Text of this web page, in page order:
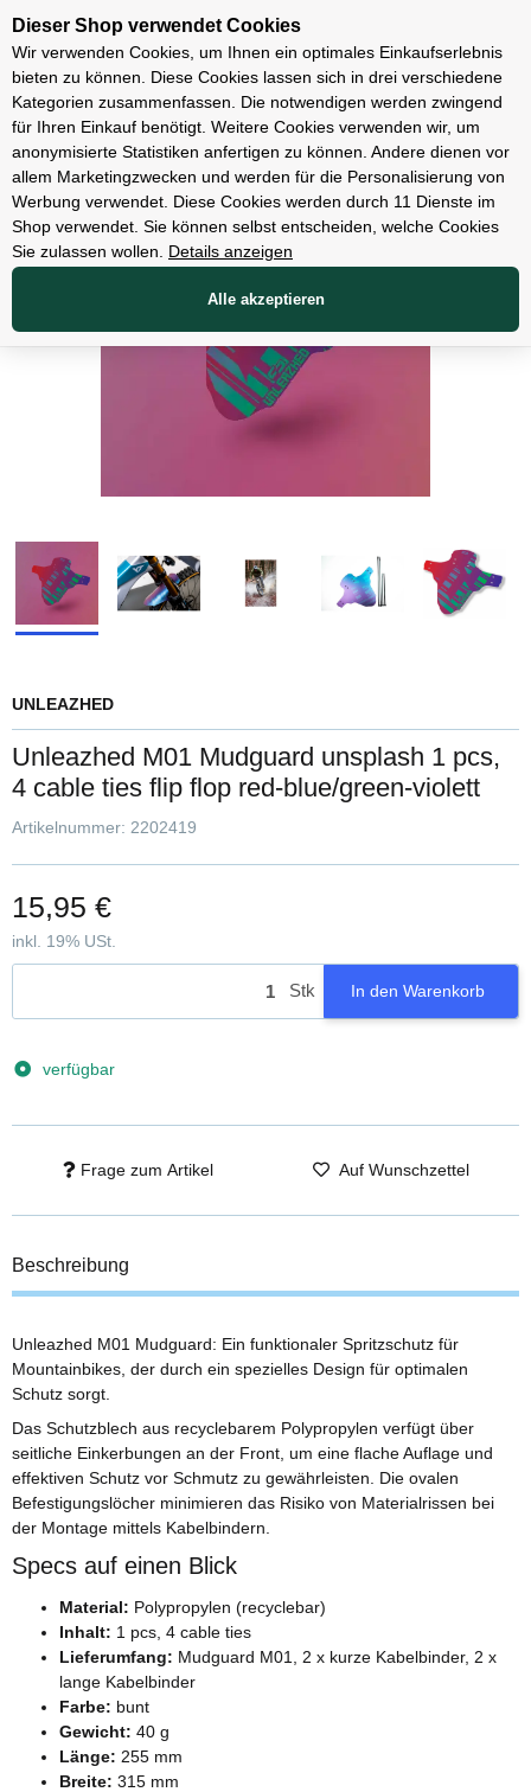
Unsere Filialen
Zubehör
UNLEAZHED
Unleazhed M01 Mudguard unsplash 1 pcs,
4 cable ties flip flop red-blue/green-violett
Artikelnummer: 2202419
15,95 €
inkl. 19% USt.
Stk In den Warenkorb
verfügbar
Frage zum Artikel Auf Wunschzettel
Beschreibung
Unleazhed M01 Mudguard: Ein funktionaler Spritzschutz für
Mountainbikes, der durch ein spezielles Design für optimalen
Schutz sorgt.
Das Schutzblech aus recyclebarem Polypropylen verfügt über
seitliche Einkerbungen an der Front, um eine flache Auflage und
effektiven Schutz vor Schmutz zu gewährleisten. Die ovalen
Befestigungslöcher minimieren das Risiko von Materialrissen bei
der Montage mittels Kabelbindern.
Specs auf einen Blick
Material: Polypropylen (recyclebar)
Inhalt: 1 pcs, 4 cable ties
Lieferumfang: Mudguard M01, 2 x kurze Kabelbinder, 2 x
lange Kabelbinder
Farbe: bunt
Gewicht: 40 g
Länge: 255 mm
Breite: 315 mm
Dieser Shop verwendet Cookies
Wir verwenden Cookies, um Ihnen ein optimales Einkaufserlebnis
bieten zu können. Diese Cookies lassen sich in drei verschiedene
Kategorien zusammenfassen. Die notwendigen werden zwingend
für Ihren Einkauf benötigt. Weitere Cookies verwenden wir, um
anonymisierte Statistiken anfertigen zu können. Andere dienen vor
allem Marketingzwecken und werden für die Personalisierung von
Werbung verwendet. Diese Cookies werden durch 11 Dienste im
Shop verwendet. Sie können selbst entscheiden, welche Cookies
Sie zulassen wollen.
Details anzeigen
Alle akzeptieren